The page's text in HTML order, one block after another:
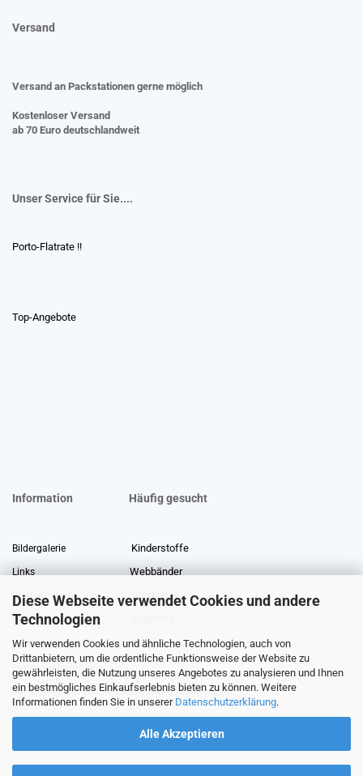
Diese Webseite verwendet Cookies und andere
Technologien
Wir verwenden Cookies und ähnliche Technologien, auch von
Drittanbietern, um die ordentliche Funktionsweise der Website zu
gewährleisten, die Nutzung unseres Angebotes zu analysieren und Ihnen
ein bestmögliches Einkaufserlebnis bieten zu können. Weitere
Informationen finden Sie in unserer Datenschutzerklärung.
Alle Akzeptieren
Versand
Versand an Packstationen gerne möglich
Kostenloser Versand
ab 70 Euro deutschlandweit
Unser Service für Sie....
Porto-Flatrate !!
Top-Angebote
Information Häufig gesucht
Bildergalerie Kinderstoffe
Links Webbänder
Stoffe Lexikon Stoffreste
Über uns
Gewerberabatt Meterware
Stoffe auf Rechnung
Information zur Echtheit von Kundenbewertungen